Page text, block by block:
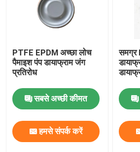
PTFE EPDM अच्छा लोच
पैमाइश पंप डायाफ्राम जंग
प्रतिरोध
सबसे अच्छी कीमत
हमसे संपर्क करें
समग्र